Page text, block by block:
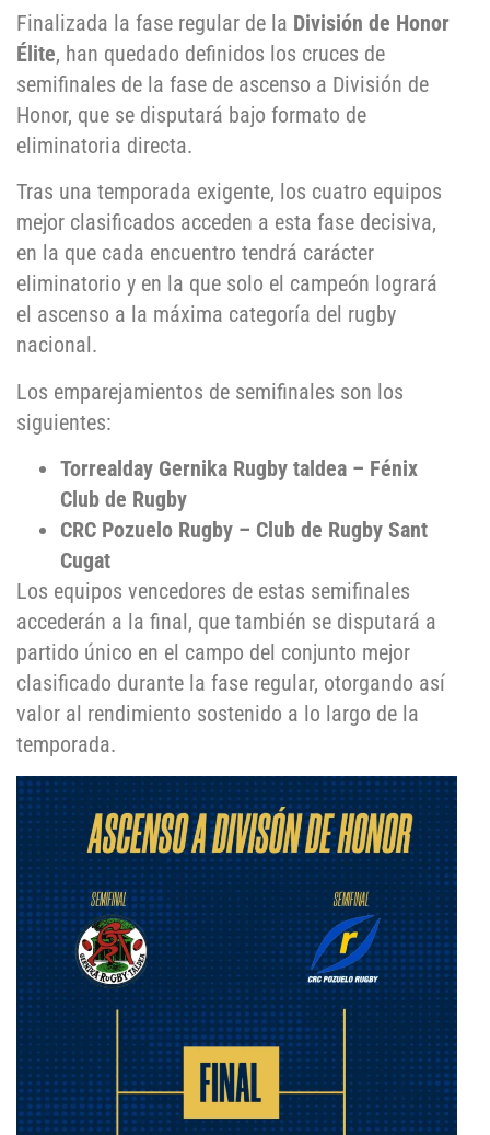
Finalizada la fase regular de la División de Honor
Élite, han quedado definidos los cruces de
semifinales de la fase de ascenso a División de
Honor, que se disputará bajo formato de
eliminatoria directa.
Tras una temporada exigente, los cuatro equipos
mejor clasificados acceden a esta fase decisiva,
en la que cada encuentro tendrá carácter
eliminatorio y en la que solo el campeón logrará
el ascenso a la máxima categoría del rugby
nacional.
Los emparejamientos de semifinales son los
siguientes:
Torrealday Gernika Rugby taldea – Fénix
Club de Rugby
CRC Pozuelo Rugby – Club de Rugby Sant
Cugat
Los equipos vencedores de estas semifinales
accederán a la final, que también se disputará a
partido único en el campo del conjunto mejor
clasificado durante la fase regular, otorgando así
valor al rendimiento sostenido a lo largo de la
temporada.